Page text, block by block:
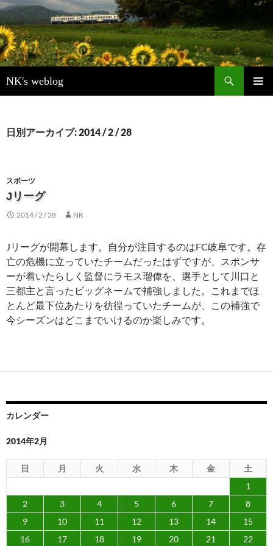
NK's weblog
索
ン
キ
ッ
日別アーカイブ: 2014 / 2 / 28
スポーツ
Jリーグ
2014 / 2 / 28 NK
Jリーグが開幕します。自分が注目するのはFC岐阜です。存
亡の危機に立っていたチームだったはずですが、スポンサ
ーが着いたらしく監督にラモス瑠偉を、選手として川口と
三都主と言ったビッグネームで補強しました。これまでほ
とんど最下位あたりを彷徨っていたチームが、この補強で
今シーズンはどこまでいけるのか楽しみです。
カレンダー
2014年2月
日 月 火 水 木 金
土
1
2
3 4 5 6 7
8
9
10 11 12 13 14
15
16
17 18 19 20 21
22